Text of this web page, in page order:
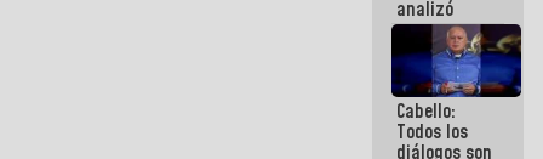
diálogo
analizó
junto a
gobernadores
planes de
recuperación
del Sistema
Eléctrico
Cabello:
Todos los
diálogos son